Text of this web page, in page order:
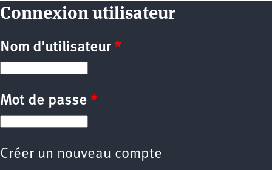
Connexion utilisateur
Nom d'utilisateur *
Mot de passe *
Créer un nouveau compte